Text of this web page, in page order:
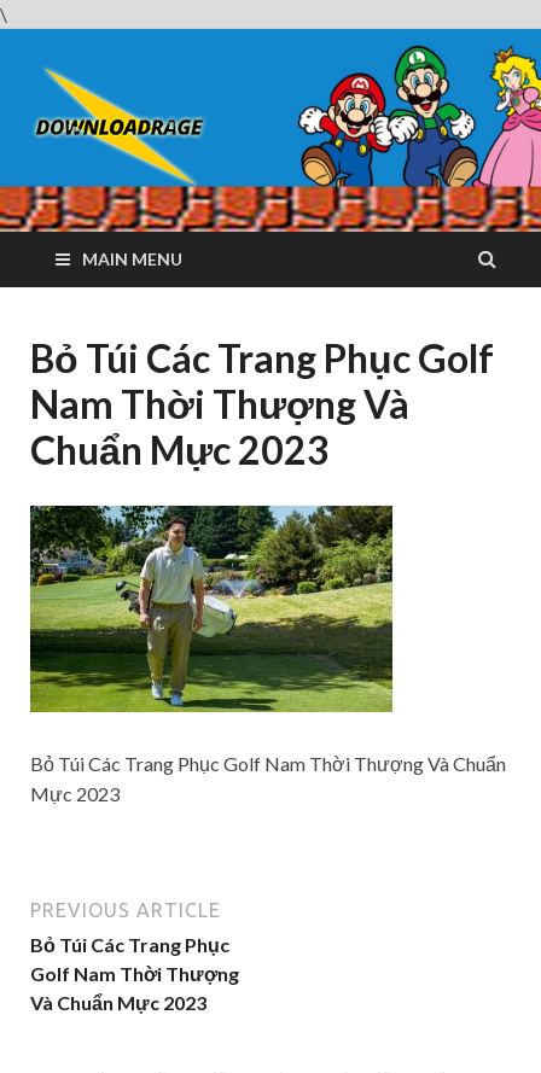
\
Website tải phần mềm nhanh và miễn phí
MAIN MENU
Bỏ Túi Các Trang Phục Golf
Nam Thời Thượng Và
Chuẩn Mực 2023
Bỏ Túi Các Trang Phục Golf Nam Thời Thượng Và Chuẩn
Mực 2023
PREVIOUS ARTICLE
Bỏ Túi Các Trang Phục
Golf Nam Thời Thượng
Và Chuẩn Mực 2023